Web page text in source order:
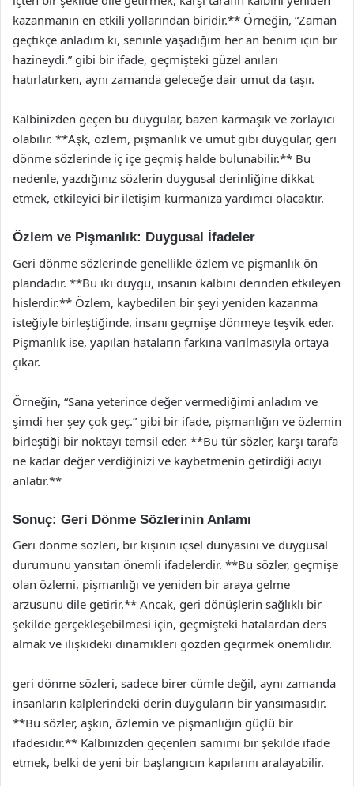
kazanmanın en etkili yollarından biridir.** Örneğin, “Zaman
geçtikçe anladım ki, seninle yaşadığım her an benim için bir
hazineydi.” gibi bir ifade, geçmişteki güzel anıları
hatırlatırken, aynı zamanda geleceğe dair umut da taşır.
Kalbinizden geçen bu duygular, bazen karmaşık ve zorlayıcı
olabilir. **Aşk, özlem, pişmanlık ve umut gibi duygular, geri
dönme sözlerinde iç içe geçmiş halde bulunabilir.** Bu
nedenle, yazdığınız sözlerin duygusal derinliğine dikkat
etmek, etkileyici bir iletişim kurmanıza yardımcı olacaktır.
Özlem ve Pişmanlık: Duygusal İfadeler
Geri dönme sözlerinde genellikle özlem ve pişmanlık ön
plandadır. **Bu iki duygu, insanın kalbini derinden etkileyen
hislerdir.** Özlem, kaybedilen bir şeyi yeniden kazanma
isteğiyle birleştiğinde, insanı geçmişe dönmeye teşvik eder.
Pişmanlık ise, yapılan hataların farkına varılmasıyla ortaya
çıkar.
Örneğin, “Sana yeterince değer vermediğimi anladım ve
şimdi her şey çok geç.” gibi bir ifade, pişmanlığın ve özlemin
birleştiği bir noktayı temsil eder. **Bu tür sözler, karşı tarafa
ne kadar değer verdiğinizi ve kaybetmenin getirdiği acıyı
anlatır.**
Sonuç: Geri Dönme Sözlerinin Anlamı
Geri dönme sözleri, bir kişinin içsel dünyasını ve duygusal
durumunu yansıtan önemli ifadelerdir. **Bu sözler, geçmişe
olan özlemi, pişmanlığı ve yeniden bir araya gelme
arzusunu dile getirir.** Ancak, geri dönüşlerin sağlıklı bir
şekilde gerçekleşebilmesi için, geçmişteki hatalardan ders
almak ve ilişkideki dinamikleri gözden geçirmek önemlidir.
geri dönme sözleri, sadece birer cümle değil, aynı zamanda
insanların kalplerindeki derin duyguların bir yansımasıdır.
**Bu sözler, aşkın, özlemin ve pişmanlığın güçlü bir
ifadesidir.** Kalbinizden geçenleri samimi bir şekilde ifade
etmek, belki de yeni bir başlangıcın kapılarını aralayabilir.